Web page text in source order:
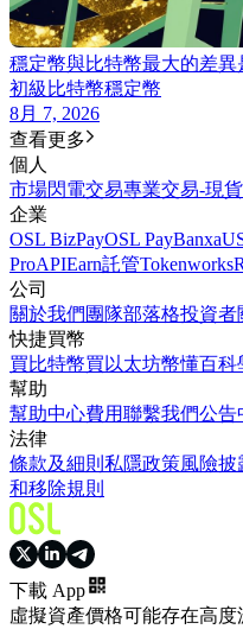
穩定幣與比特幣最大的差異
初級 比特幣穩定幣
8月 7, 2026
查看更多
個人
市場閃電交易專業交易-現貨
企業
OSL BizPayOSL PayBanxa
ProAPIEarn託管Tokenworks
公司
關於我們 團隊部落格投資者
快捷買幣
買比特幣買以太坊幣懂百科
幫助
幫助中心費用聯繫我們公告
法律
條款及細則 私隱政策風險披
和移除規則
下載 App
虛擬資產價格可能存在高